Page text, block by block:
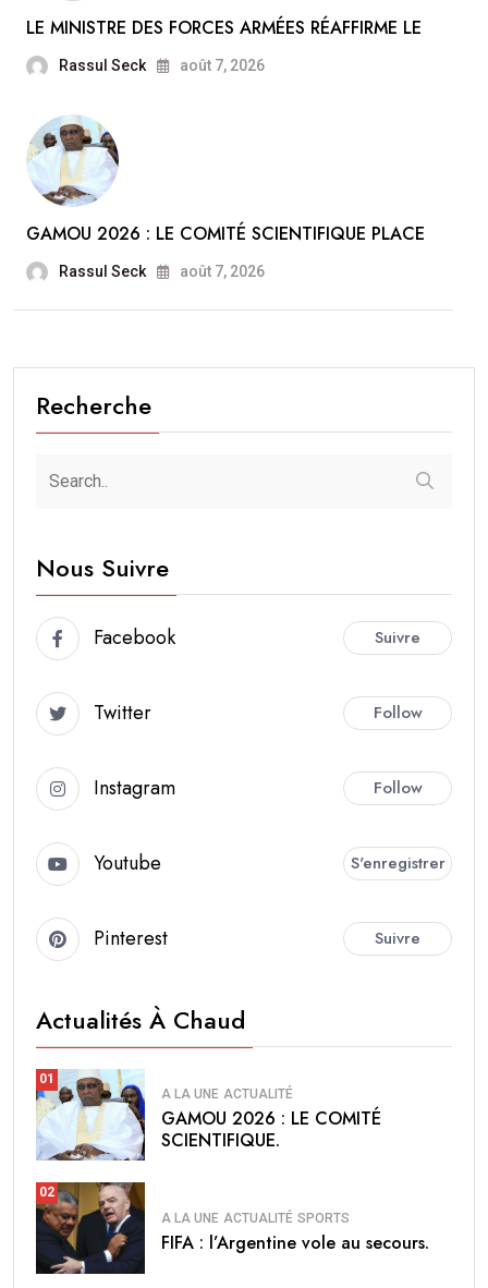
LE MINISTRE DES FORCES ARMÉES RÉAFFIRME LE
Rassul Seck août 7, 2026
GAMOU 2026 : LE COMITÉ SCIENTIFIQUE PLACE
Rassul Seck août 7, 2026
Recherche
Nous Suivre
Facebook Suivre
Twitter Follow
Instagram Follow
Youtube S'enregistrer
Pinterest Suivre
Actualités À Chaud
01
A LA UNE ACTUALITÉ
GAMOU 2026 : LE COMITÉ
SCIENTIFIQUE.
02
A LA UNE ACTUALITÉ SPORTS
FIFA : l’Argentine vole au secours.